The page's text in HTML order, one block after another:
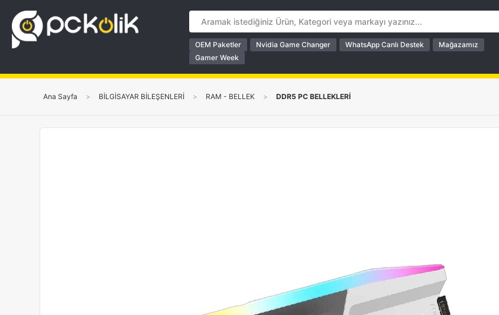
OEM Paketler Nvidia Game Changer WhatsApp Canlı Destek
Mağazamız
Gamer Week
Ana Sayfa > BİLGİSAYAR BİLEŞENLERİ > RAM - BELLEK > DDR5 PC BELLEKLERİ